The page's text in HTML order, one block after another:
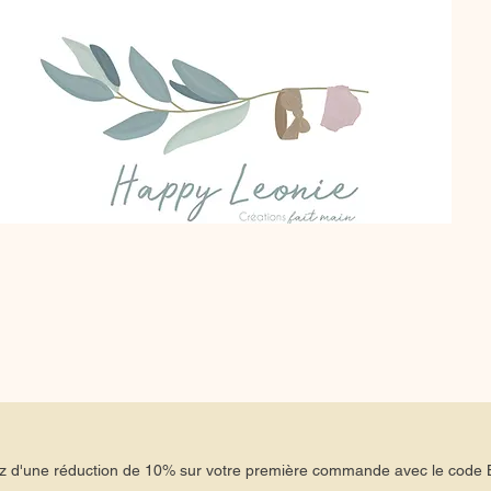
d'une réduction de 10% sur votre première commande avec le code